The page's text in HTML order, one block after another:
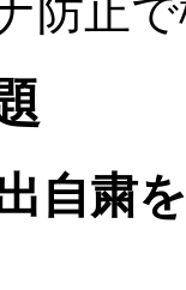
防止
自粛